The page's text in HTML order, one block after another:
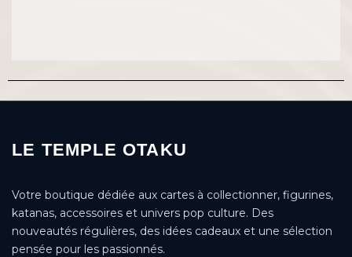
LE TEMPLE OTAKU
Votre boutique dédiée aux cartes à collectionner, figurines,
katanas, accessoires et univers pop culture. Des
nouveautés régulières, des idées cadeaux et une sélection
pensée pour les passionnés.